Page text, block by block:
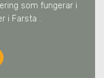
som fungerar i
i Farsta .